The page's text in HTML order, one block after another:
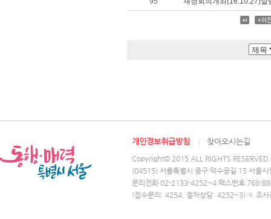
개인정보취급방침 찾아오시는길
Copyright© 2015 ALL RIGHTS RESERVED.
(04515) 서울특별시 중구 덕수궁길 15 서울
문의전화 02-2133-4252~4 팩스번호 768-
(접수문의: 4254, 절차상담: 4252~3) ※ 조사